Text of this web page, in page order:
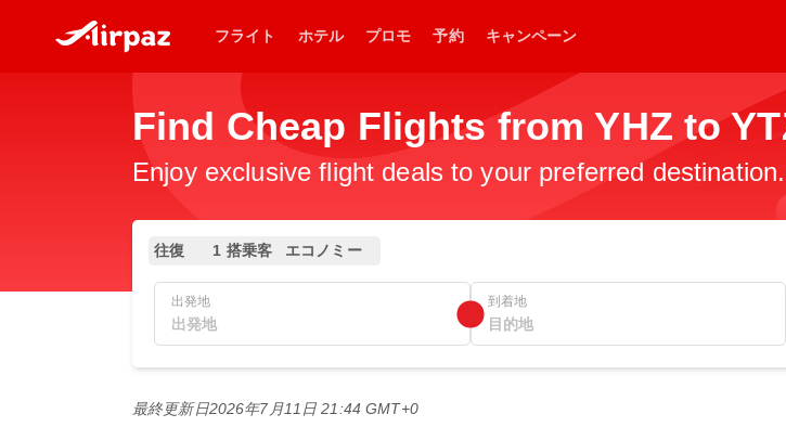
フライト ホテル プロモ 予約 キャンペーン
Find Cheap Flights from YHZ to
Enjoy exclusive flight deals to your preferred
往復 1 搭乗客 エコノミー
出発地 到着地
最終更新日2026年7月11日 21:44 GMT+0